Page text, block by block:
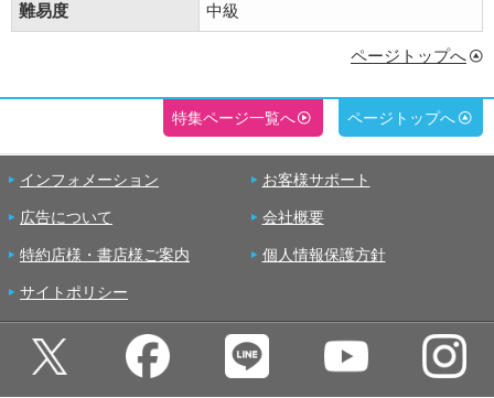
難易度 中級
ページトップへ
特集ページ一覧へ ページトップへ
インフォメーション お客様サポート
広告について 会社概要
特約店様・書店様ご案内 個人情報保護方針
サイトポリシー